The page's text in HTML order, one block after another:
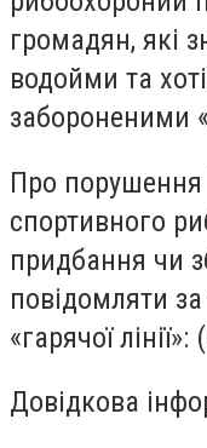
громадян, які
водойми та
забороненими
Про порушення
спортивного
придбання чи
повідомляти
«гарячої
Довідкова